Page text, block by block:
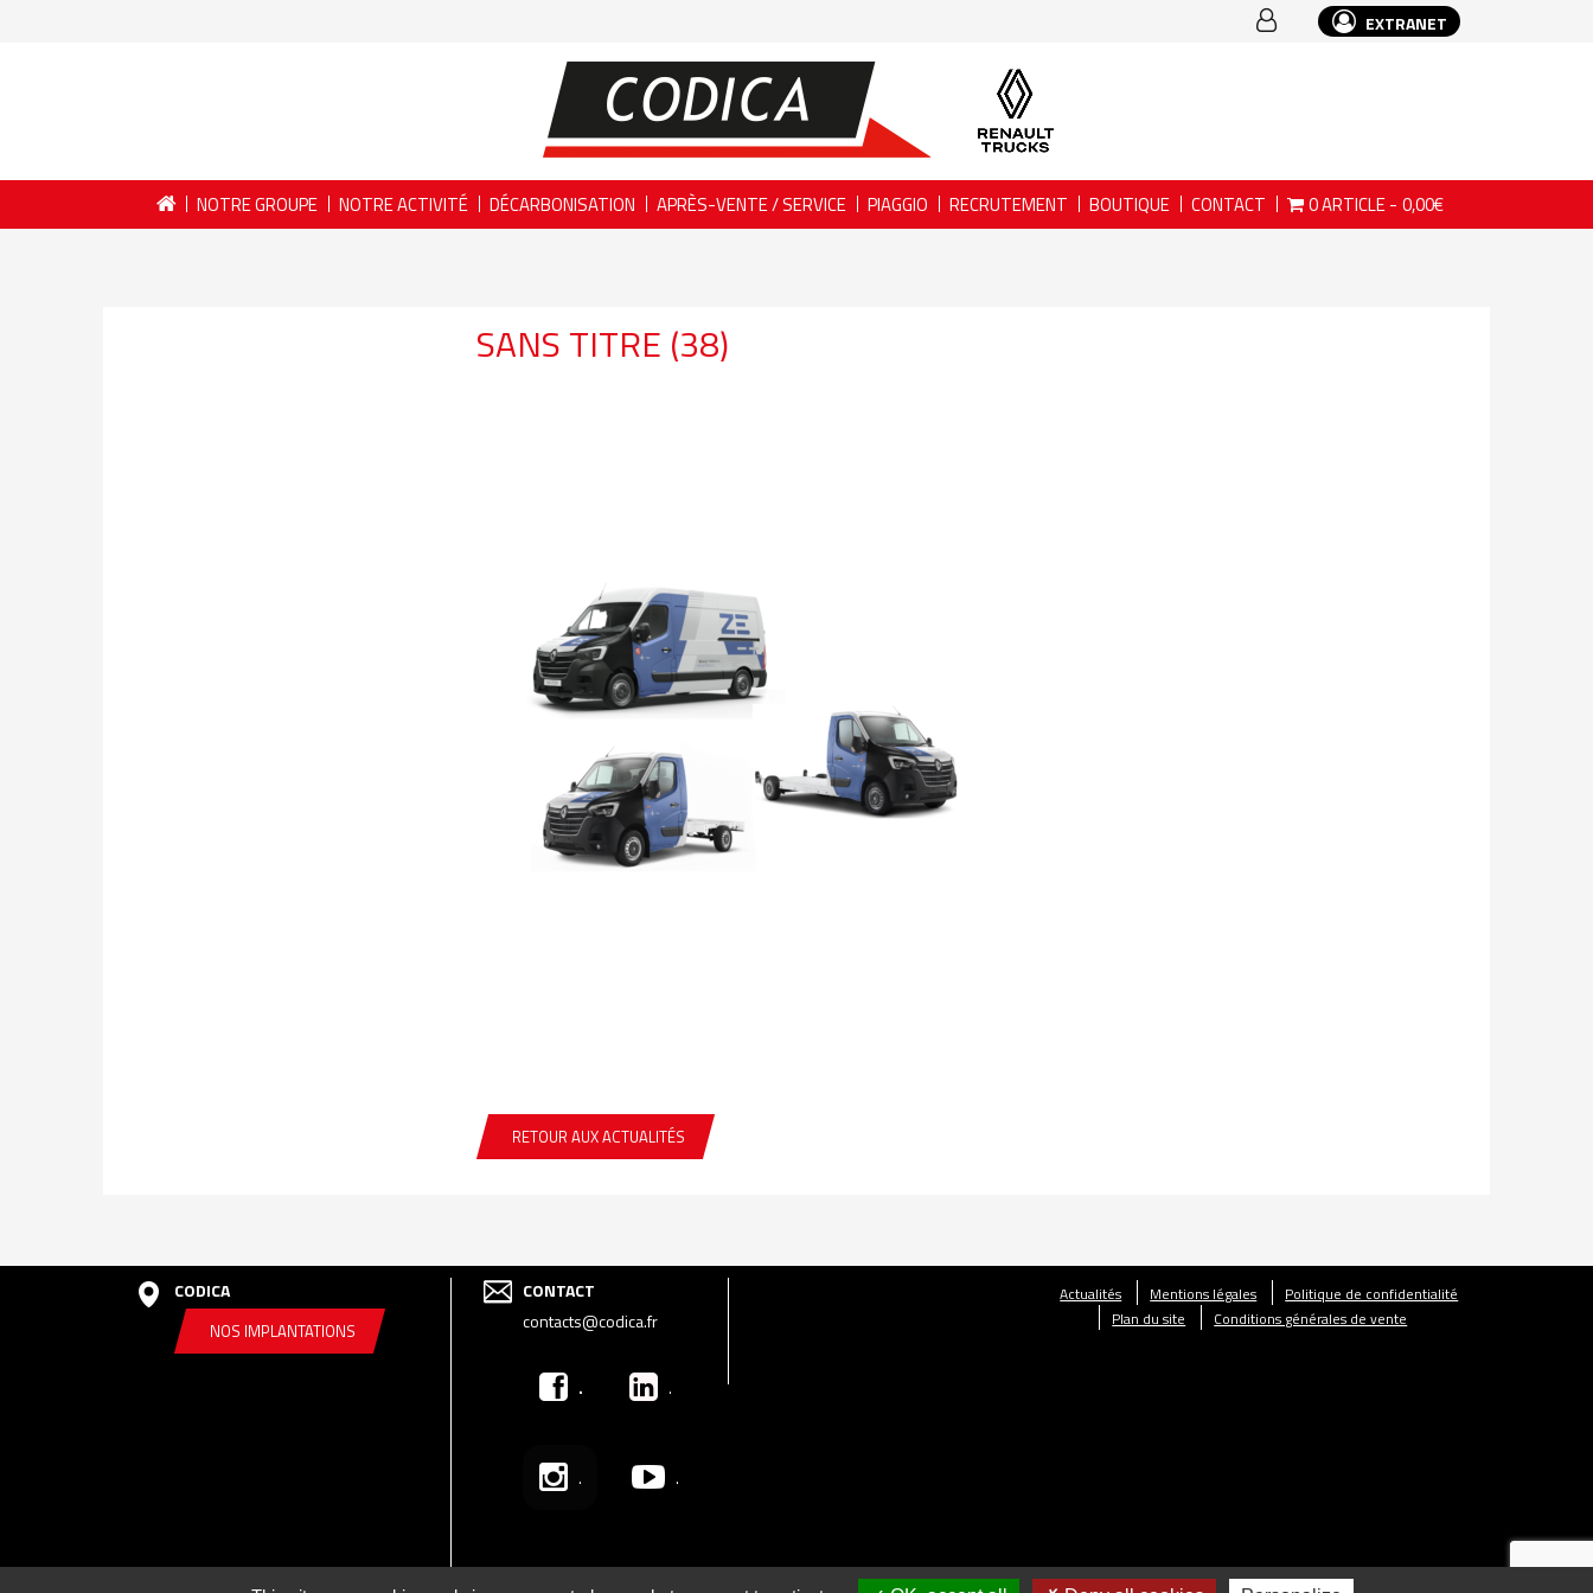
EXTRANET
NOTRE GROUPE NOTRE ACTIVITÉ DÉCARBONISATION APRÈS-VENTE / SERVICE PIAGGIO RECRUTEMENT BOUTIQUE CONTACT 0 ARTICLE 0,00€
SANS TITRE (38)
RETOUR AUX ACTUALITÉS
CODICA
NOS IMPLANTATIONS
CONTACT
contacts@codica.fr
. .
. .
Actualités Mentions légales
Politique de confidentialité
Plan du site
Conditions générales de vente